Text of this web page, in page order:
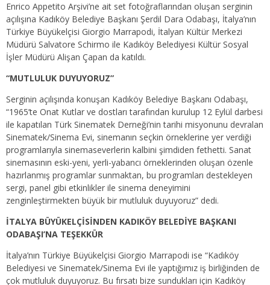
Enrico Appetito Arşivi’ne ait set fotoğraflarından oluşan serginin
açılışına Kadıköy Belediye Başkanı Şerdil Dara Odabaşı, İtalya’nın
Türkiye Büyükelçisi Giorgio Marrapodi, İtalyan Kültür Merkezi
Müdürü Salvatore Schirmo ile Kadıköy Belediyesi Kültür Sosyal
İşler Müdürü Alişan Çapan da katıldı.
“MUTLULUK DUYUYORUZ”
Serginin açılışında konuşan Kadıköy Belediye Başkanı Odabaşı,
“1965’te Onat Kutlar ve dostları tarafından kurulup 12 Eylül darbesi
ile kapatılan Türk Sinematek Derneği’nin tarihi misyonunu devralan
Sinematek/Sinema Evi, sinemanın seçkin örneklerine yer verdiği
programlarıyla sinemaseverlerin kalbini şimdiden fethetti. Sanat
sinemasının eski-yeni, yerli-yabancı örneklerinden oluşan özenle
hazırlanmış programlar sunmaktan, bu programları destekleyen
sergi, panel gibi etkinlikler ile sinema deneyimini
zenginleştirmekten büyük bir mutluluk duyuyoruz” dedi.
İTALYA BÜYÜKELÇİSİNDEN KADIKÖY BELEDİYE BAŞKANI
ODABAŞI’NA TEŞEKKÜR
İtalya’nın Türkiye Büyükelçisi Giorgio Marrapodi ise “Kadıköy
Belediyesi ve Sinematek/Sinema Evi ile yaptığımız iş birliğinden de
çok mutluluk duyuyoruz. Bu fırsatı bize sundukları için Kadıköy